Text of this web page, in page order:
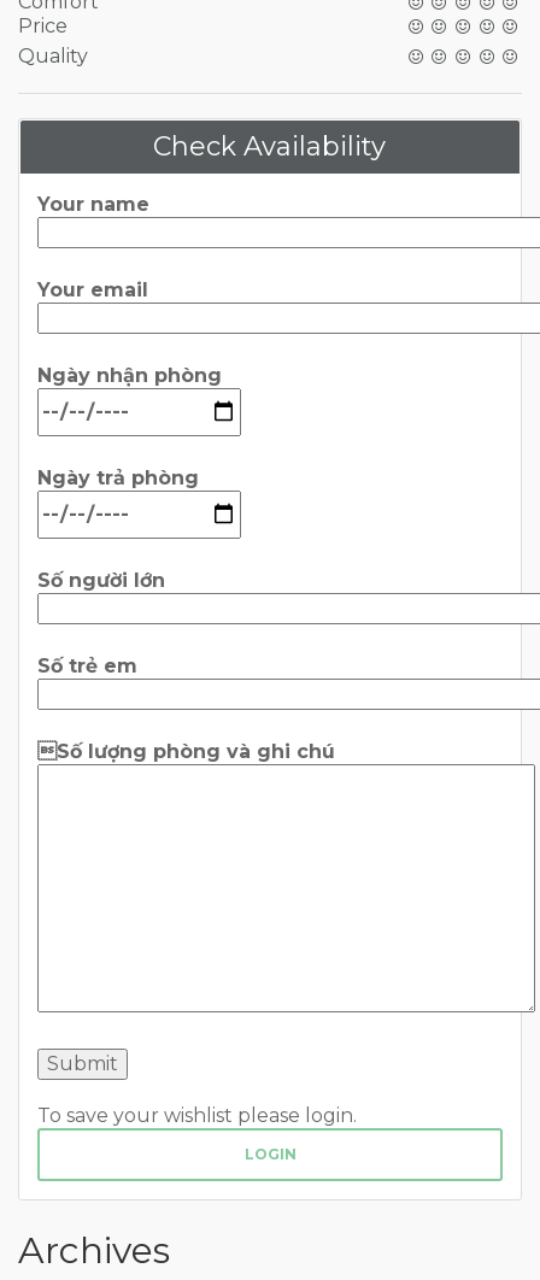
Price
Quality
Check Availability
Your name
Your email
Ngày nhận phòng
Ngày trả phòng
Số người lớn
Số trẻ em
Số lượng phòng và ghi chú
To save your wishlist please login.
LOGIN
Archives